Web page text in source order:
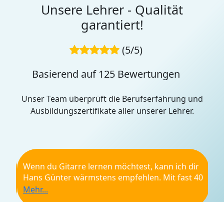
Unsere Lehrer - Qualität
garantiert!
(5/5)
Basierend auf 125 Bewertungen
Unser Team überprüft die Berufserfahrung und
Ausbildungszertifikate aller unserer Lehrer.
Wenn du Gitarre lernen möchtest, kann ich dir
Hans Günter wärmstens empfehlen. Mit fast 40
Jahren Erfahrung als Gitarrist und einer
unglaublichen Geduld als Lehrer weiß er